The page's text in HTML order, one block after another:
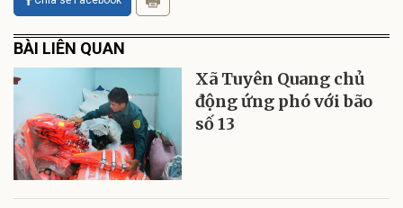
BÀI LIÊN QUAN
Xã Tuyên Quang chủ
động ứng phó với bão
số 13